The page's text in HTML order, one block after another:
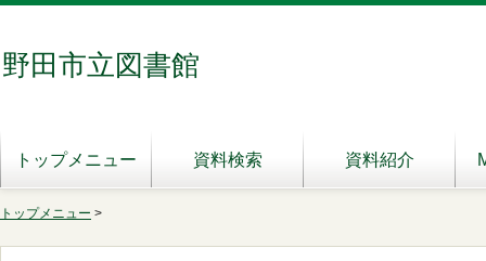
野田市立図書館
トップメニュー 資料検索 資料紹介
トップメニュー >